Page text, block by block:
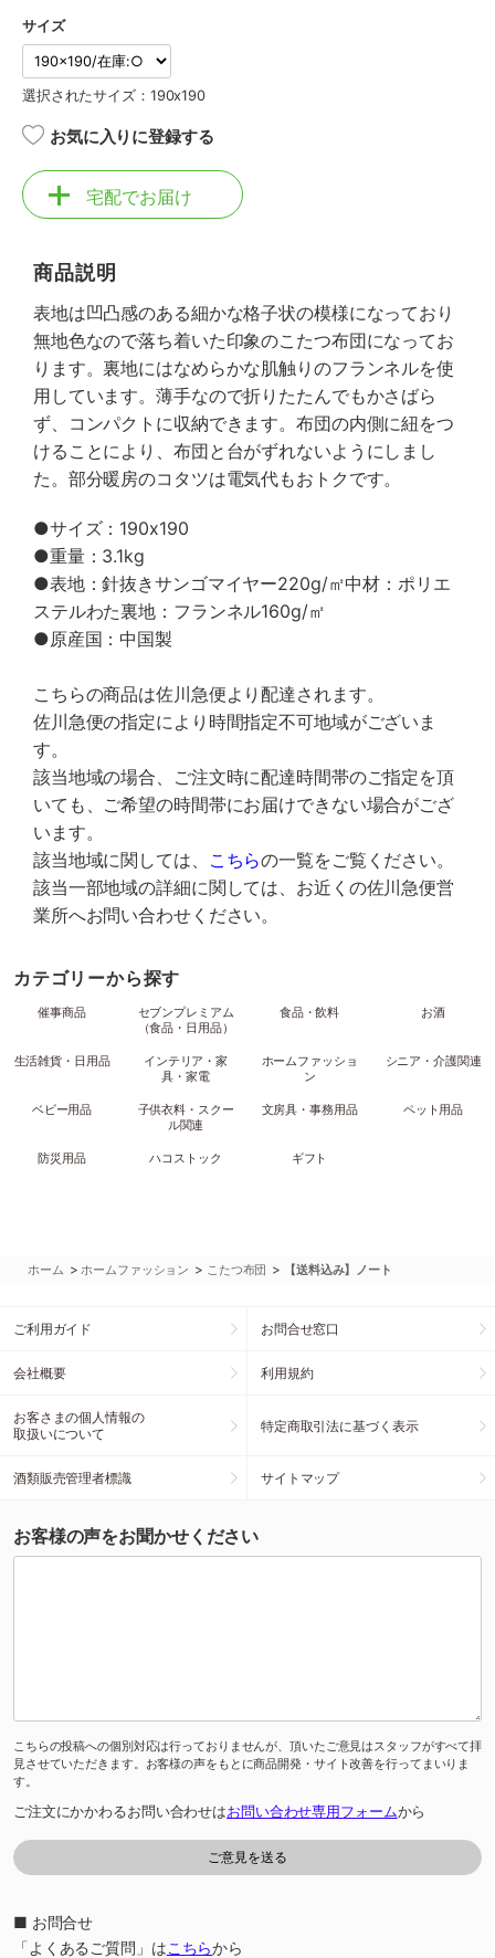
サイズ
選択されたサイズ：190x190
お気に入りに登録する
宅配でお届け
商品説明
表地は凹凸感のある細かな格子状の模様になっており
無地色なので落ち着いた印象のこたつ布団になってお
ります。裏地にはなめらかな肌触りのフランネルを使
用しています。薄手なので折りたたんでもかさばら
ず、コンパクトに収納できます。布団の内側に紐をつ
けることにより、布団と台がずれないようにしまし
た。部分暖房のコタツは電気代もおトクです。
●サイズ：190x190
●重量：3.1kg
●表地：針抜きサンゴマイヤー220g/㎡中材：ポリエ
ステルわた裏地：フランネル160g/㎡
●原産国：中国製
こちらの商品は佐川急便より配達されます。
佐川急便の指定により時間指定不可地域がございま
す。
該当地域の場合、ご注文時に配達時間帯のご指定を頂
いても、ご希望の時間帯にお届けできない場合がござ
います。
該当地域に関しては、
こちらの一覧をご覧ください。
該当一部地域の詳細に関しては、お近くの佐川急便営
業所へお問い合わせください。
カテゴリーから探す
催事商品
セブンプレミアム
（食品・日用品）
食品・飲料 お酒
生活雑貨・日用品
インテリア・家
具・家電
ホームファッショ
ン
シニア・介護関連
ベビー用品
子供衣料・スクー
ル関連
文房具・事務用品 ペット用品
防災用品 ハコストック ギフト
ホーム >ホームファッション > こたつ布団 > 【送料込み】ノート
ご利用ガイド お問合せ窓口
会社概要 利用規約
お客さまの個人情報の
取扱いについて
特定商取引法に基づく表示
酒類販売管理者標識 サイトマップ
お客様の声をお聞かせください
こちらの投稿への個別対応は行っておりませんが、頂いたご意見はスタッフがすべて拝
見させていただきます。お客様の声をもとに商品開発・サイト改善を行ってまいりま
す。
ご注文にかかわるお問い合わせはお問い合わせ専用フォームから
■ お問合せ
「よくあるご質問」はこちらから